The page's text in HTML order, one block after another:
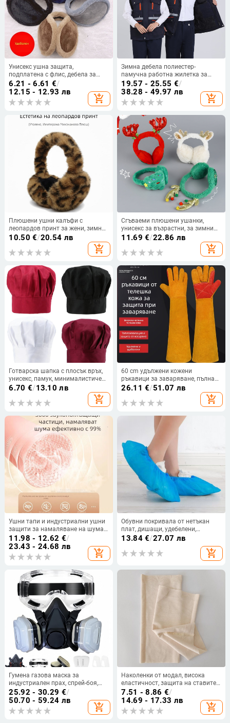
Унисекс ушна защита,
подплатена с флис, дебела за
зимно колоездене
6.21 - 6.61 €/
12.15 - 12.93 лв
add_shopping_cart
Зимна дебела полиестер-
памучна работна жилетка за
фабрика; тегло 0,9 кг; материал:
полиестер-памук; без ръкави
19.57 - 25.55 €/
38.28 - 49.97 лв
add_shopping_cart
Плюшени ушни калъфи с
леопардов принт за жени, зимна
топлина и защита на ушите
10.50 €/20.54 лв
add_shopping_cart
Сгъваеми плюшени ушанки,
унисекс за възрастни, за зимния
сезон, за открито, едноцветни
11.69 €/22.86 лв
add_shopping_cart
Готварска шапка с плосък връх,
унисекс, памук, минималистичен
стил, без козирка (Пролет 2024)
6.70 €/13.10 лв
add_shopping_cart
60 cm удължени кожени
ръкавици за заваряване, пълна
кожа, устойчиви на износване,
заваръчен шлак
26.11 €/51.07 лв
add_shopping_cart
Ушни тапи и индустриални ушни
защити за намаляване на шума,
унисекс
11.98 - 12.62 €/
23.43 - 24.68 лв
add_shopping_cart
Обувни покривала от нетъкан
плат, дишащи, удебелени,
антихлъзгащи, еднократни, за
yc526527
13.84€/27.07 лв
add_shopping_cart
Гумена газова маска за
индустриален прах, спрей-боя,
пестициди и химически
изпарения
25.92 - 30.29 €/
50.70 - 59.24 лв
add_shopping_cart
Наколенки от модал, висока
еластичност, защита на ставите
— за възрастни, целогодишни
7.51 - 8.86 €/
14.69 - 17.33 лв
add_shopping_cart